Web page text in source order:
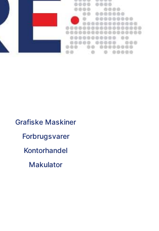
Grafiske Maskiner
Forbrugsvarer
Kontorhandel
Makulator